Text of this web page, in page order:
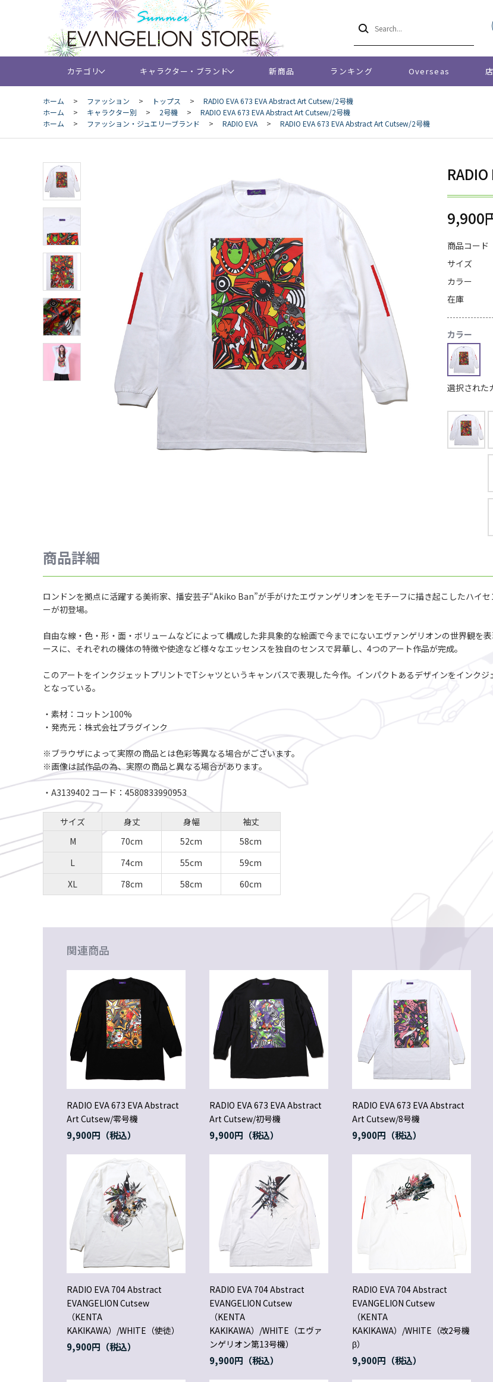
カテゴリ キャラクター・ブランド 新商品 ランキング Overseas
ホーム > ファッション > トップス >
RADIO EVA 673 EVA Abstract Art Cutsew/2号機
ホーム
> キャラクター別 > 2号機 >
RADIO EVA 673 EVA Abstract Art Cutsew/2号機
ホーム
> ファッション・ジュエリーブランド > RADIO EVA > RADIO EVA 673 EVA Abstract Art Cutsew/2号機
9,900
商品コード
サイズ
カラー
在庫
カラー
選択された
商品詳細
ロンドンを拠点に活躍する美術家、播安芸子“Akiko Ban”が手がけたエヴァンゲリオンをモチーフに描き起こしたハイ
ーが初登場。
自由な線・色・形・面・ボリュームなどによって構成した非具象的な絵画で今までにないエヴァンゲリオンの世界観を
ースに、それぞれの機体の特徴や使途など様々なエッセンスを独自のセンスで昇華し、4つのアート作品が完成。
このアートをインクジェットプリントでTシャツというキャンバスで表現した今作。インパクトあるデザインをインク
となっている。
・素材：コットン100%
・発売元：株式会社プラグインク
※ブラウザによって実際の商品とは色彩等異なる場合がございます。
※画像は試作品の為、実際の商品と異なる場合があります。
・A3139402 コード：4580833990953
サイズ 身丈 身幅
袖丈
M
70cm 52cm
58cm
L
74cm 55cm
59cm
XL
78cm 58cm 60cm
関連商品
RADIO EVA 673 EVA Abstract
Art Cutsew/零号機
9,900円
RADIO EVA 673 EVA Abstract
Art Cutsew/初号機
9,900円
RADIO EVA 673 EVA Abstract
Art Cutsew/8号機
9,900円
RADIO EVA 704 Abstract
EVANGELION Cutsew
（KENTA
KAKIKAWA）/WHITE（使徒）
9,900円
RADIO EVA 704 Abstract
EVANGELION Cutsew
（KENTA
KAKIKAWA）/WHITE（エヴァ
ンゲリオン第13号機）
9,900円
RADIO EVA 704 Abstract
EVANGELION Cutsew
（KENTA
KAKIKAWA）/WHITE（改2号機
β）
9,900円